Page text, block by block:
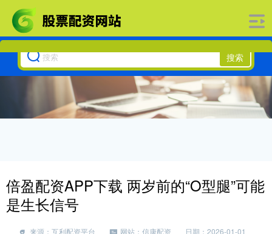
搜索
倍盈配资APP下载 两岁前的“O型腿”可能
是生长信号
来源：互利配资平台 网站：信康配资
日期：2026-01-01